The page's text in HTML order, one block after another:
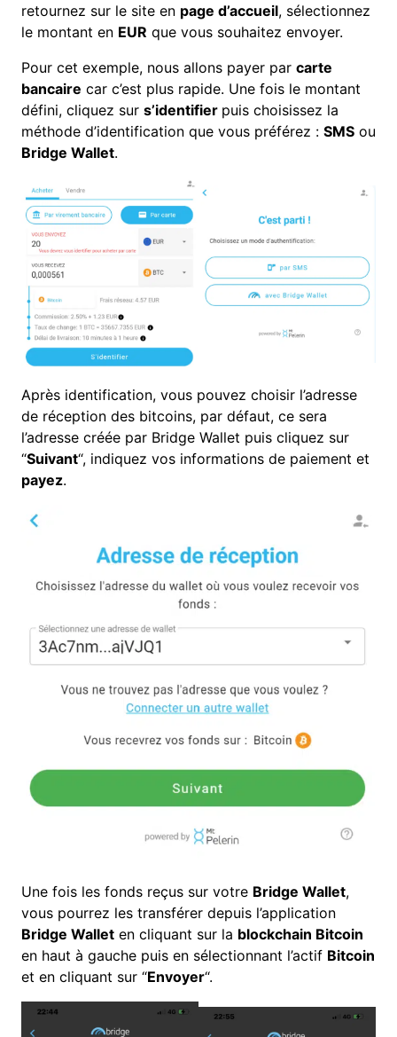
retournez sur le site en page d’accueil, sélectionnez
le montant en EUR que vous souhaitez envoyer.
Pour cet exemple, nous allons payer par carte
bancaire car c’est plus rapide. Une fois le montant
défini, cliquez sur s’identifier puis choisissez la
méthode d’identification que vous préférez : SMS ou
Bridge Wallet.
Après identification, vous pouvez choisir l’adresse
de réception des bitcoins, par défaut, ce sera
l’adresse créée par Bridge Wallet puis cliquez sur
“Suivant“, indiquez vos informations de paiement et
payez.
Une fois les fonds reçus sur votre Bridge Wallet,
vous pourrez les transférer depuis l’application
Bridge Wallet en cliquant sur la blockchain Bitcoin
en haut à gauche puis en sélectionnant l’actif Bitcoin
et en cliquant sur “Envoyer“.